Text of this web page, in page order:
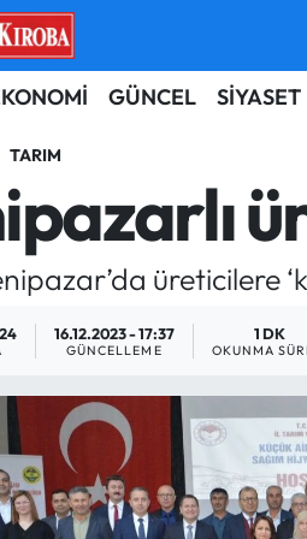
GÜNCEL SİYASET
TARIM
üreticilere
16.12.2023 - 17:37
GÜNCELLEME
1 DK
OKUNMA
Haritası
ve Fikstür